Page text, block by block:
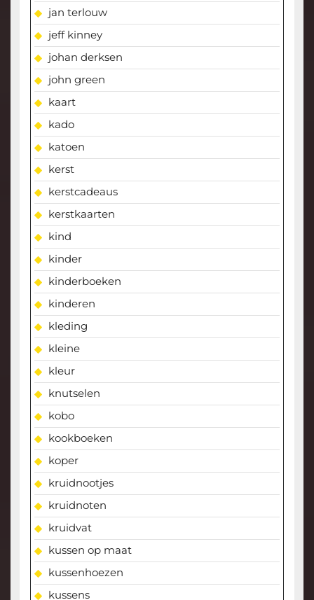
jan terlouw
jeff kinney
johan derksen
john green
kaart
kado
katoen
kerst
kerstcadeaus
kerstkaarten
kind
kinder
kinderboeken
kinderen
kleding
kleine
kleur
knutselen
kobo
kookboeken
koper
kruidnootjes
kruidnoten
kruidvat
kussen op maat
kussenhoezen
kussens